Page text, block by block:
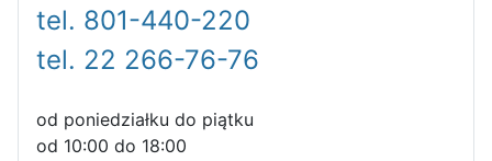
tel. 801-440-220
tel. 22 266-76-76
od poniedziałku do piątku
od 10:00 do 18:00